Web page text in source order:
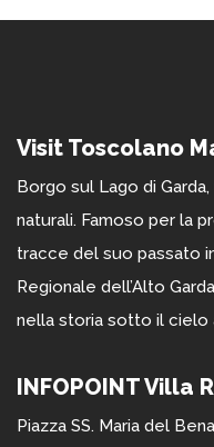
Visit Toscolano
Borgo sul Lago di
naturali. Famoso per la
tracce del suo passato
Regionale dell’Alto
nella storia sotto il cielo
INFOPOINT Villa
Piazza SS. Maria del